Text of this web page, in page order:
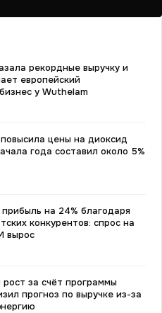
рекордные выручку и
европейский
у Wuthelam
цены на диоксид
года составил около 5%
на 24% благодаря
конкурентов: спрос на
вырос
за счёт программы
прогноз по выручке из-за